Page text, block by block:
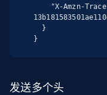
}
发送多个头